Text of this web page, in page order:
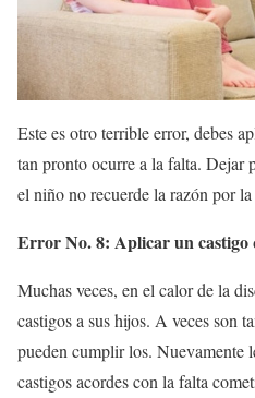
Este es otro terrible error, debes
tan pronto ocurre a la falta. Dejar
el niño no recuerde la razón por
Error No. 8: Aplicar un castigo
Muchas veces, en el calor de la
castigos a sus hijos. A veces son
pueden cumplir los. Nuevamente
castigos acordes con la falta